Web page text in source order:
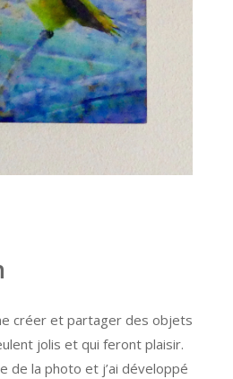
créer et partager des objets
jolis et qui feront plaisir.
de la photo et j’ai développé